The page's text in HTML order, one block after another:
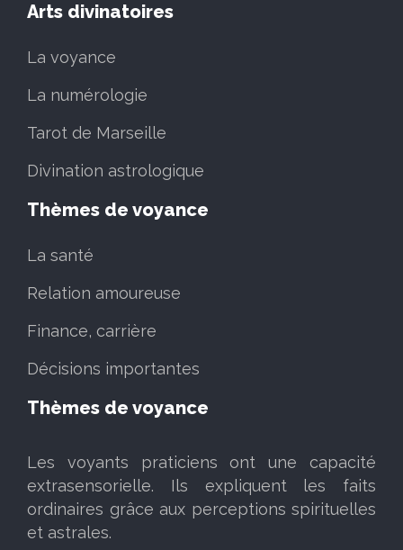
Arts divinatoires
La voyance
La numérologie
Tarot de Marseille
Divination astrologique
Thèmes de voyance
La santé
Relation amoureuse
Finance, carrière
Décisions importantes
Thèmes de voyance
Les voyants praticiens ont une capacité
extrasensorielle. Ils expliquent les faits
ordinaires grâce aux perceptions spirituelles
et astrales.